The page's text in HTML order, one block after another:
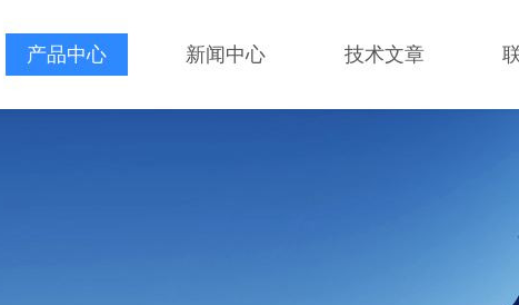
产品中心 新闻中心 技术文章